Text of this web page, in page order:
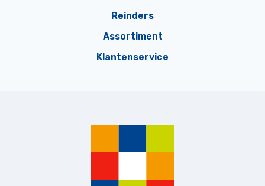
Reinders
Assortiment
Klantenservice